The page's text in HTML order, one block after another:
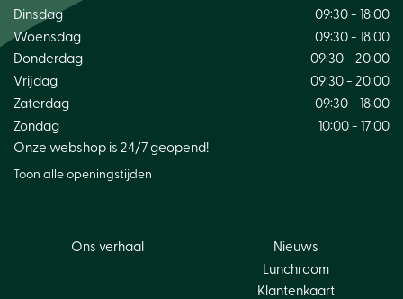
Dinsdag
09:30 - 18:00
Woensdag
09:30 - 18:00
Donderdag
09:30 - 20:00
Vrijdag
09:30 - 20:00
Zaterdag
09:30 - 18:00
Zondag
10:00 - 17:00
Onze webshop is 24/7 geopend!
Toon alle openingstijden
Ons verhaal
Nieuws
Lunchroom
Klantenkaart